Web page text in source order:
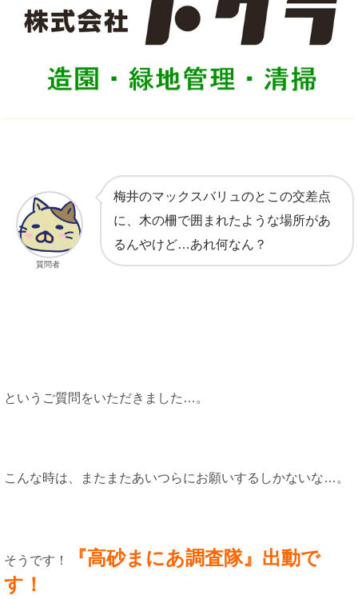
梅井のマックスバリュのとこの交差点
に、木の柵で囲まれたような場所があ
るんやけど…あれ何なん？
質問者
というご質問をいただきました…。
こんな時は、またまたあいつらにお願いするしかないな…。
そうです！
『高砂まにあ調査隊』出動で
す！